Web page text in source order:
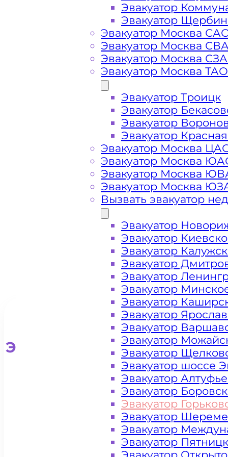
Стоимость
услуг
эвакуатора на
Горьковском
шоссе
Эвакуатор для легковых
Эвакуатор
Эвакуатор
Эвакуатор Москва
Эвакуатор Москва
Эвакуатор Москва
Эвакуатор Москва ТАО
Эвакуатор Троицк
Эвакуатор
Эвакуатор
Эвакуатор
Эвакуатор Москва
Эвакуатор Москва
Эвакуатор Москва
Эвакуатор Москва
Вызвать эвакуатор
Эвакуатор
Эвакуатор
Эвакуатор
Эвакуатор
Эвакуатор
Эвакуатор
Эвакуатор
Эвакуатор
Эвакуатор
Эвакуатор
Эвакуатор
Эвакуатор шоссе
Эвакуатор
Эвакуатор
Эвакуатор
Эвакуатор
Эвакуатор
Эвакуатор